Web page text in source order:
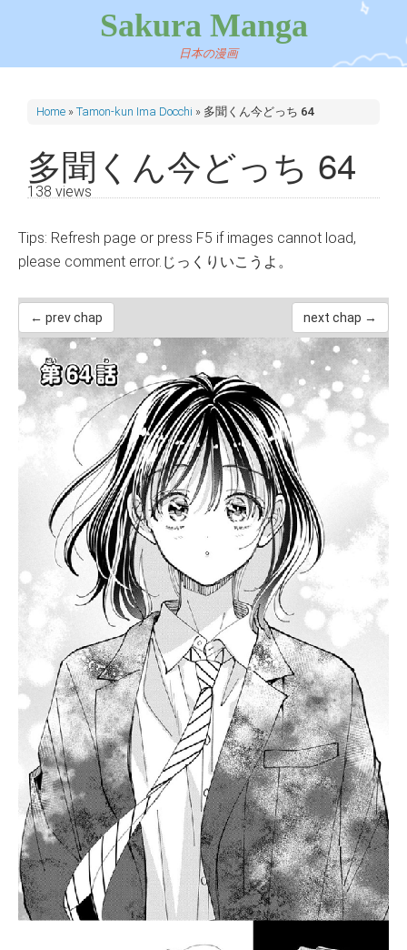
Sakura Manga
日本の漫画
Home » Tamon-kun Ima Docchi » 多聞くん今どっち 64
多聞くん今どっち 64
138 views
Tips: Refresh page or press F5 if images cannot load,
please comment error.じっくりいこうよ。
← prev chap next chap →